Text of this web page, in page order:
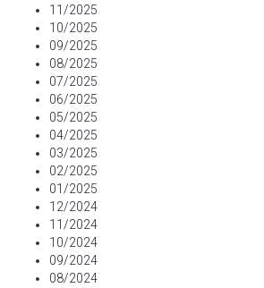
11/2025
10/2025
09/2025
08/2025
07/2025
06/2025
05/2025
04/2025
03/2025
02/2025
01/2025
12/2024
11/2024
10/2024
09/2024
08/2024